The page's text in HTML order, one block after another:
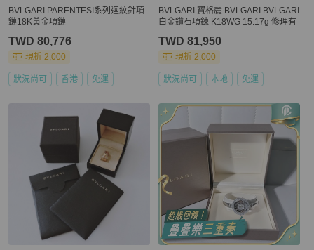
BVLGARI PARENTESI系列迴紋針項
鏈18K黃金項鏈
TWD 80,776
現折 2,000
狀況尚可 香港 免運
BVLGARI 寶格麗 BVLGARI BVLGARI
白金鑽石項鍊 K18WG 15.17g 修理有
TWD 81,950
現折 2,000
狀況尚可 本地 免運